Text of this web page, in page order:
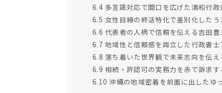
6.4多言語対応で間口を広げた清和行政
6.5 女性目線の終活特化で差別化した
6.6 代表者の人柄で信頼を伝える吉田
6.7 地域性と信頼感を両立した行政書
6.8 落ち着いた世界観で未来志向を伝
6.9 相続・許認可の実務力を赤で訴求
6.10 沖縄の地域密着を前面に出したゆ